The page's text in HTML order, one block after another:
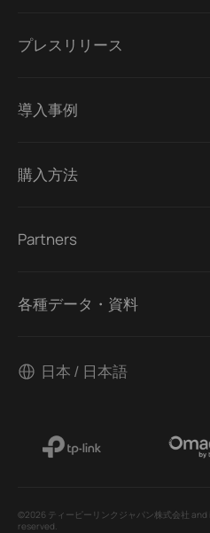
プレスリリース
導入事例
購入方法
Partners
各種データ・資料
日本 / 日本語
©2026 ティーピーリンクジャパン株式会社
reserved.